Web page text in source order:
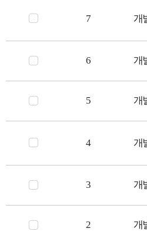
7 개
6 개
5 개
4 개
3 개
2 개